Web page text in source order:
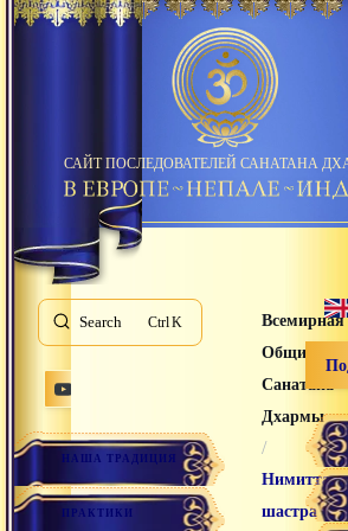
САЙТ ПОСЛЕДОВАТЕЛЕЙ САНАТАНА
Search K
НАША ТРАДИЦИЯ
ПРАКТИКИ
Всемирная
Община
Санатана
Дхармы
/
Нимитта-
шастра